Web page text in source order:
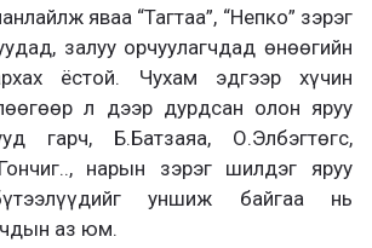
яваа “Тагтаа”, “Непко” зэрэг
залуу орчуулагчдад өнөөгийн
ёстой. Чухам эдгээр хүчин
л дээр дурдсан олон яруу
гарч, Б.Батзаяа, О.Элбэгтөгс,
нарын зэрэг шилдэг яруу
уншиж байгаа нь
аз юм.